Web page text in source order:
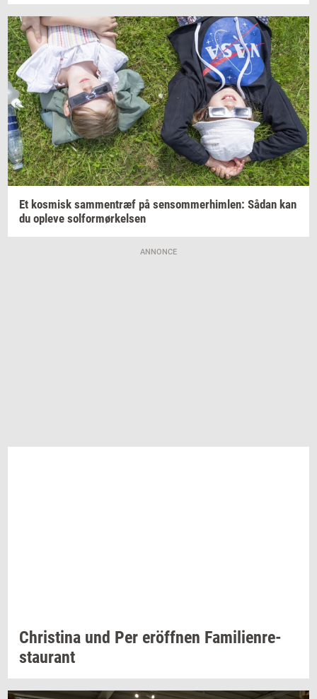
Et kos­misk sam­men­træf på sen­som­mer­him­len: Sådan kan
du op­le­ve sol­for­mør­kel­sen
ANNONCE
Chri­sti­na und Per eröffnen Fa­mi­li­en­re­
stau­rant